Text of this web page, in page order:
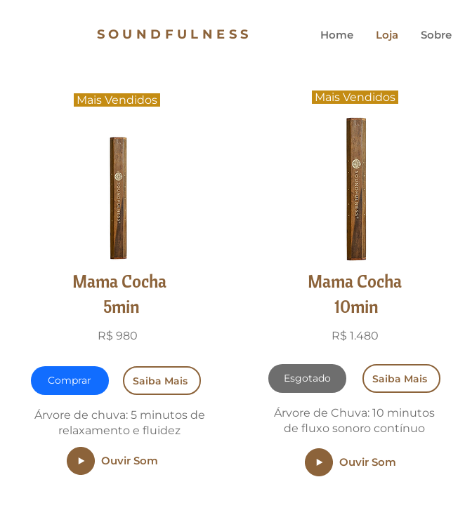
SOUNDFULNESS Home Loja Sobre
Mais Vendidos
Mama Cocha
5min
R$ 980
Comprar Saiba Mais
Árvore de chuva: 5 minutos de
relaxamento e fluidez
Ouvir Som
Mais Vendidos
Mama Cocha
10min
R$ 1.480
Esgotado Saiba Mais
Árvore de Chuva: 10 minutos
de fluxo sonoro contínuo
Ouvir Som